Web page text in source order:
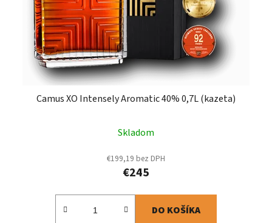
Camus XO Intensely Aromatic 40% 0,7L (kazeta)
Skladom
€199,19 bez DPH
€245
DO KOŠÍKA